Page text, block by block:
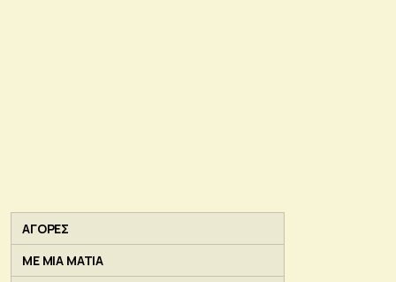
ΑΓΟΡΕΣ
ΜΕ ΜΙΑ ΜΑΤΙΑ